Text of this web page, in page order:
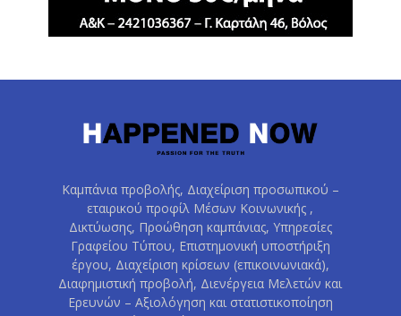
Καμπάνια προβολής, Διαχείριση προσωπικού –
εταιρικού προφίλ Μέσων Κοινωνικής ,
Δικτύωσης, Προώθηση καμπάνιας, Υπηρεσίες
Γραφείου Τύπου, Επιστημονική υποστήριξη
έργου, Διαχείριση κρίσεων (επικοινωνιακά),
Διαφημιστική προβολή, Διενέργεια Μελετών και
Ερευνών – Αξιολόγηση και στατιστικοποίηση